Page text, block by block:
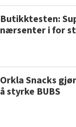
Butikktesten:
nærsenter i for
Orkla Snacks
å styrke BUBS